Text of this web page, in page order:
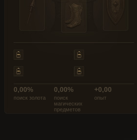
0,00%
поиск золота
0,00%
поиск
магических
предметов
+0,00
опыт